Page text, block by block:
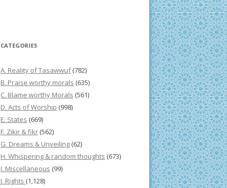
CATEGORIES
A. Reality of Tasawwuf(782)
B. Praise worthy morals (635)
C. Blame worthy Morals (561)
D. Acts of Worship (998)
E. States (669)
F. Zikir & fikr (562)
G. Dreams & Unveiling (62)
H. Whispering & random thoughts (673)
I. Miscellaneous (99)
J. Rights (1,128)